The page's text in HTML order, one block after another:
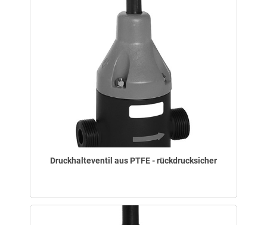
Druckhalteventil aus PTFE - rückdrucksicher